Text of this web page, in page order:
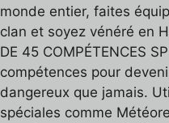
monde entier, faites
clan et soyez vénéré en
DE 45 COMPÉTENCES
compétences pour
dangereux que jamais.
spéciales comme